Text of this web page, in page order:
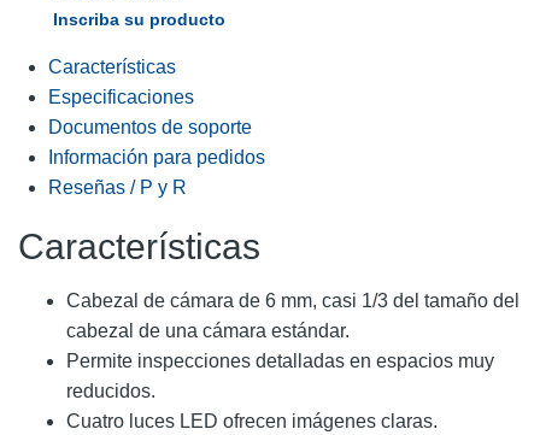
Inscriba su producto
Características
Especificaciones
Documentos de soporte
Información para pedidos
Reseñas / P y R
Características
Cabezal de cámara de 6 mm, casi 1/3 del tamaño del
cabezal de una cámara estándar.
Permite inspecciones detalladas en espacios muy
reducidos.
Cuatro luces LED ofrecen imágenes claras.